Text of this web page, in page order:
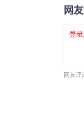
网
登录
网友评